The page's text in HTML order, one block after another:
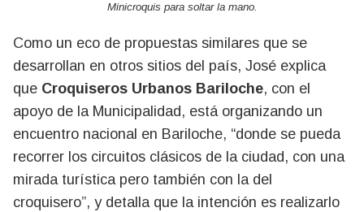
Minicroquis para soltar la mano.
Como un eco de propuestas similares que se
desarrollan en otros sitios del país, José explica
que Croquiseros Urbanos Bariloche, con el
apoyo de la Municipalidad, está organizando un
encuentro nacional en Bariloche, “donde se pueda
recorrer los circuitos clásicos de la ciudad, con una
mirada turística pero también con la del
croquisero”, y detalla que la intención es realizarlo